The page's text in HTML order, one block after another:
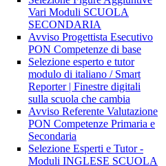
Vari Moduli SCUOLA
SECONDARIA
Avviso Progettista Esecutivo
PON Competenze di base
Selezione esperto e tutor
modulo di italiano / Smart
Reporter | Finestre digitali
sulla scuola che cambia
Avviso Referente Valutazione
PON Competenze Primaria e
Secondaria
Selezione Esperti e Tutor -
Moduli INGLESE SCUOLA